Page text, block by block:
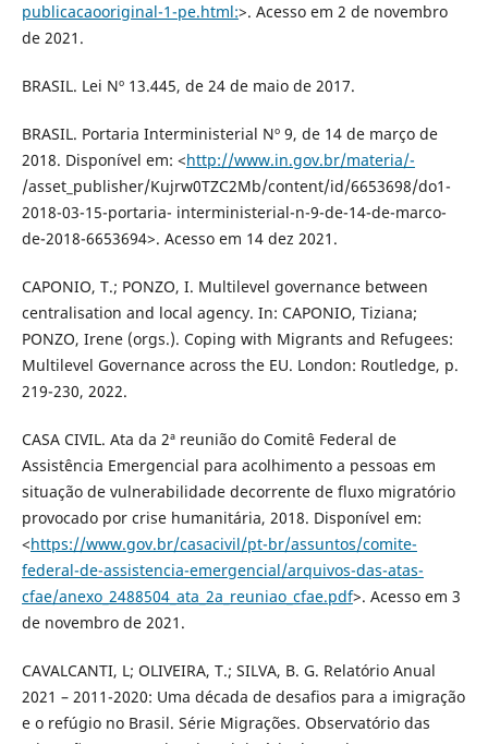
publicacaooriginal-1-pe.html:>. Acesso em 2 de novembro
de 2021.
BRASIL. Lei Nº 13.445, de 24 de maio de 2017.
BRASIL. Portaria Interministerial Nº 9, de 14 de março de
2018. Disponível em: <http://www.in.gov.br/materia/-
/asset_publisher/Kujrw0TZC2Mb/content/id/6653698/do1-
2018-03-15-portaria- interministerial-n-9-de-14-de-marco-
de-2018-6653694>. Acesso em 14 dez 2021.
CAPONIO, T.; PONZO, I. Multilevel governance between
centralisation and local agency. In: CAPONIO, Tiziana;
PONZO, Irene (orgs.). Coping with Migrants and Refugees:
Multilevel Governance across the EU. London: Routledge, p.
219-230, 2022.
CASA CIVIL. Ata da 2ª reunião do Comitê Federal de
Assistência Emergencial para acolhimento a pessoas em
situação de vulnerabilidade decorrente de fluxo migratório
provocado por crise humanitária, 2018. Disponível em:
<https://www.gov.br/casacivil/pt-br/assuntos/comite-
federal-de-assistencia-emergencial/arquivos-das-atas-
cfae/anexo_2488504_ata_2a_reuniao_cfae.pdf>. Acesso em 3
de novembro de 2021.
CAVALCANTI, L; OLIVEIRA, T.; SILVA, B. G. Relatório Anual
2021 – 2011-2020: Uma década de desafios para a imigração
e o refúgio no Brasil. Série Migrações. Observatório das